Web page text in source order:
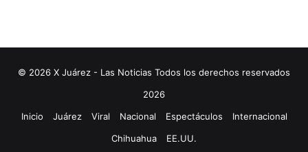
© 2026 X Juárez - Las Noticias Todos los derechos reservados
2026
Inicio
Juárez Viral Nacional Espectáculos
Internacional
Chihuahua
EE.UU.